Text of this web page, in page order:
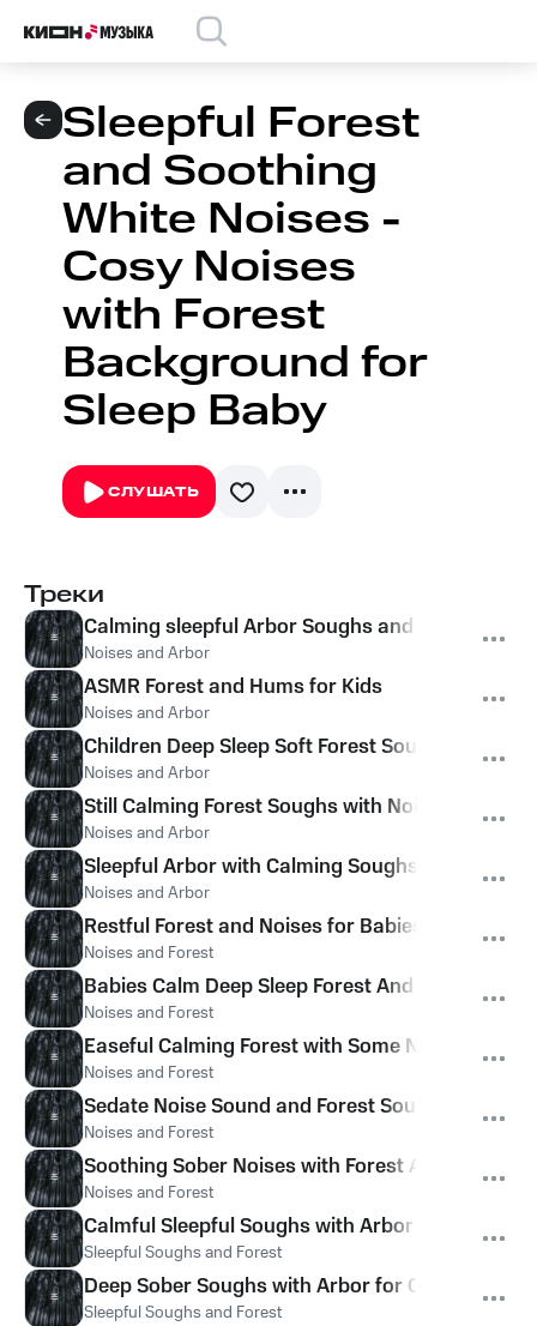
Sleepful Forest
and Soothing
White Noises -
Cosy Noises
with Forest
Background for
Sleep Baby
СЛУШАТЬ
Треки
Calming sleepful Arbor Soughs and Hums
Noises and Arbor
ASMR Forest and Hums for Kids
Noises and Arbor
Children Deep Sleep Soft Forest Sound for Sleep
Noises and Arbor
Still Calming Forest Soughs with Noises
Noises and Arbor
Sleepful Arbor with Calming Soughs for Babies
Noises and Arbor
Restful Forest and Noises for Babies
Noises and Forest
Babies Calm Deep Sleep Forest And Noise Sound
Noises and Forest
Easeful Calming Forest with Some Noise
Noises and Forest
Sedate Noise Sound and Forest Sough
Noises and Forest
Soothing Sober Noises with Forest Ambient for
Noises and Forest
Calmful Sleepful Soughs with Arbor Hums for
Sleepful Soughs and Forest
Deep Sober Soughs with Arbor for Calm
Sleepful Soughs and Forest